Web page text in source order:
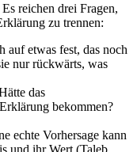
reichen drei Fragen,
zu trennen:
auf etwas fest, das noch
nur rückwärts, was
das
bekommen?
echte Vorhersage kann
und ihr Wert (Taleb